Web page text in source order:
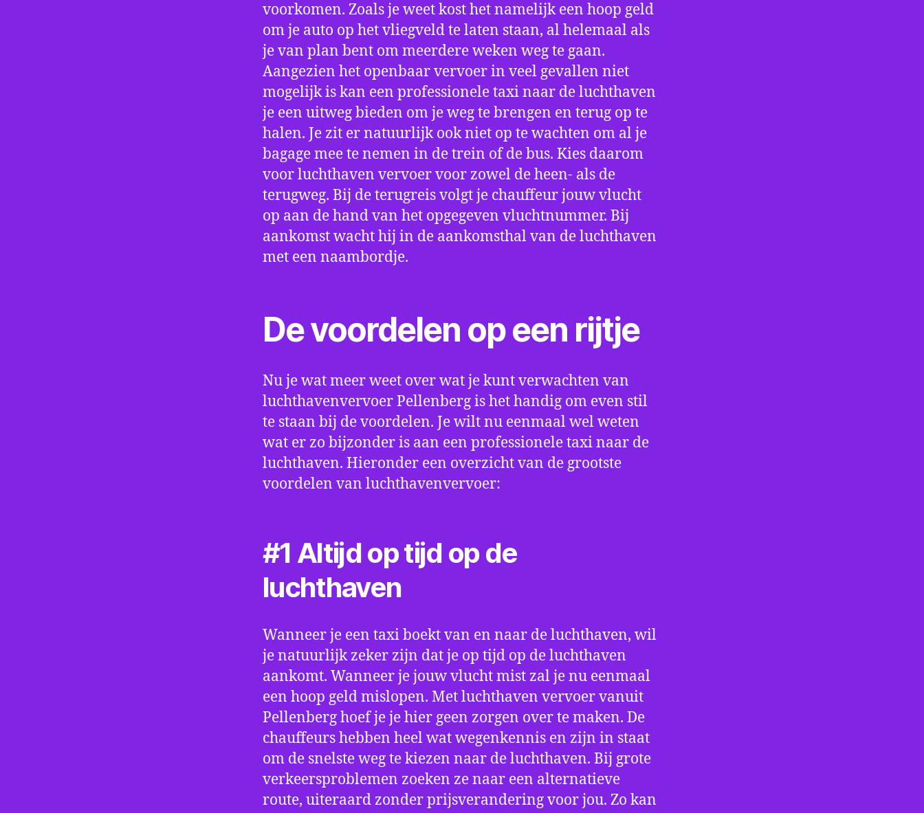
voorkomen. Zoals je weet kost het namelijk een hoop geld
om je auto op het vliegveld te laten staan, al helemaal als
je van plan bent om meerdere weken weg te gaan.
Aangezien het openbaar vervoer in veel gevallen niet
mogelijk is kan een professionele taxi naar de luchthaven
je een uitweg bieden om je weg te brengen en terug op te
halen. Je zit er natuurlijk ook niet op te wachten om al je
bagage mee te nemen in de trein of de bus. Kies daarom
voor luchthaven vervoer voor zowel de heen- als de
terugweg. Bij de terugreis volgt je chauffeur jouw vlucht
op aan de hand van het opgegeven vluchtnummer. Bij
aankomst wacht hij in de aankomsthal van de luchthaven
met een naambordje.
De voordelen op een rijtje
Nu je wat meer weet over wat je kunt verwachten van
luchthavenvervoer Pellenberg is het handig om even stil
te staan bij de voordelen. Je wilt nu eenmaal wel weten
wat er zo bijzonder is aan een professionele taxi naar de
luchthaven. Hieronder een overzicht van de grootste
voordelen van luchthavenvervoer:
#1 Altijd op tijd op de
luchthaven
Wanneer je een taxi boekt van en naar de luchthaven, wil
je natuurlijk zeker zijn dat je op tijd op de luchthaven
aankomt. Wanneer je jouw vlucht mist zal je nu eenmaal
een hoop geld mislopen. Met luchthaven vervoer vanuit
Pellenberg hoef je je hier geen zorgen over te maken. De
chauffeurs hebben heel wat wegenkennis en zijn in staat
om de snelste weg te kiezen naar de luchthaven. Bij grote
verkeersproblemen zoeken ze naar een alternatieve
route, uiteraard zonder prijsverandering voor jou. Zo kan